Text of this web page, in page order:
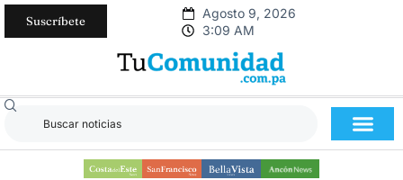
Suscríbete
Agosto 9, 2026
3:09 AM